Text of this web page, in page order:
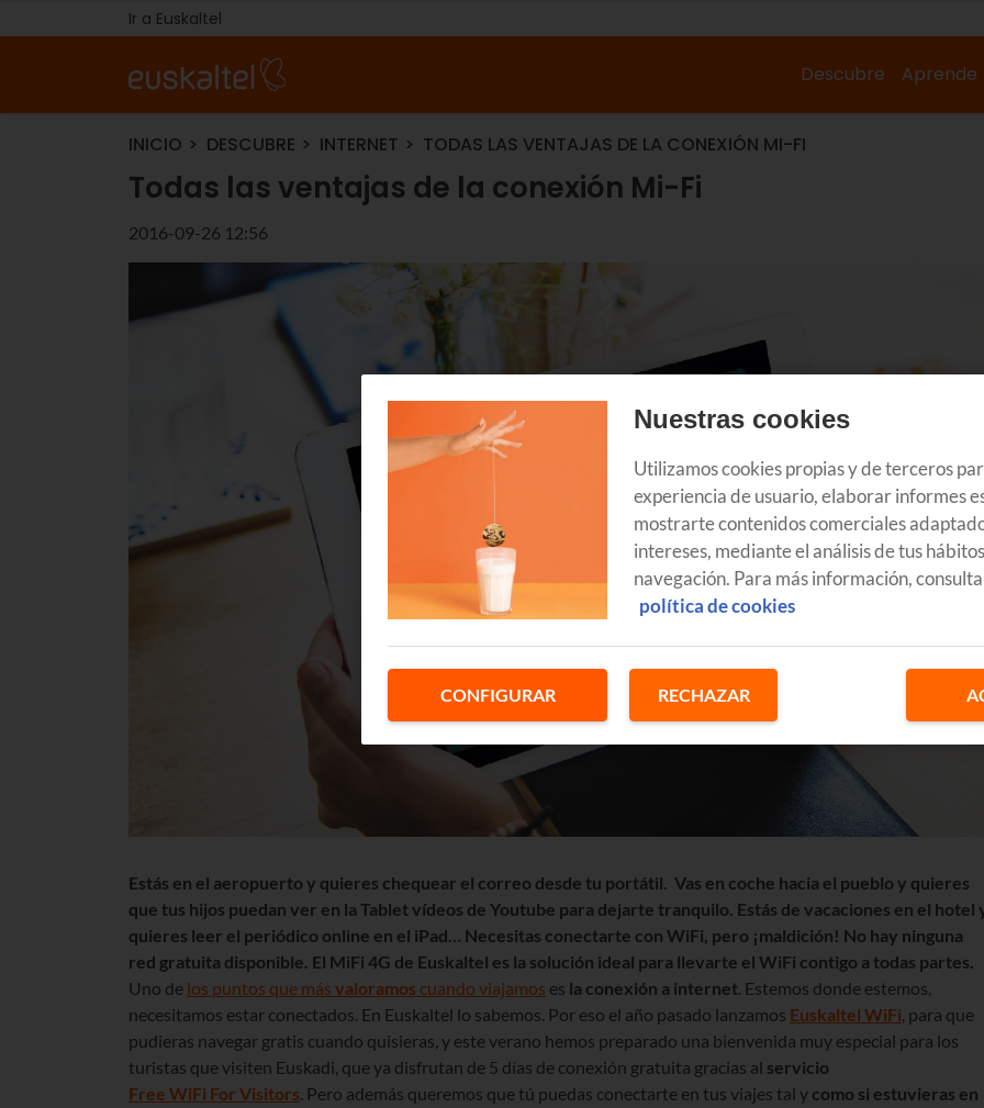
Ir a Euskaltel
Descubre Aprende
INICIO DESCUBRE INTERNET TODAS LAS VENTAJAS DE LA CONEXIÓN MI-FI
Todas las ventajas de la conexión Mi-Fi
2016-09-26 12:56
Estás en el aeropuerto y quieres chequear el correo desde tu portátil. Vas en coche hacia el pueblo y quieres
que tus hijos puedan ver en la Tablet vídeos de Youtube para dejarte tranquilo. Estás de vacaciones en el hotel
quieres leer el periódico online en el iPad… Necesitas conectarte con WiFi, pero ¡maldición! No hay ninguna
red gratuita disponible. El MiFi 4G de Euskaltel es la solución ideal para llevarte el WiFi contigo a todas partes.
Uno de los puntos que más valoramos cuando viajamos es la conexión a internet. Estemos donde estemos,
necesitamos estar conectados. En Euskaltel lo sabemos. Por eso el año pasado lanzamos Euskaltel WiFi, para que
pudieras navegar gratis cuando quisieras, y este verano hemos preparado una bienvenida muy especial para los
turistas que visiten Euskadi, que ya disfrutan de 5 días de conexión gratuita gracias al servicio
Free WiFi For Visitors. Pero además queremos que tú puedas conectarte en tus viajes tal y como si estuvieras en
Nuestras cookies
Utilizamos cookies propias y de terceros
experiencia de usuario, elaborar informes
mostrarte contenidos comerciales
intereses, mediante el análisis de tus
navegación. Para más información,
política de cookies
CONFIGURAR RECHAZAR